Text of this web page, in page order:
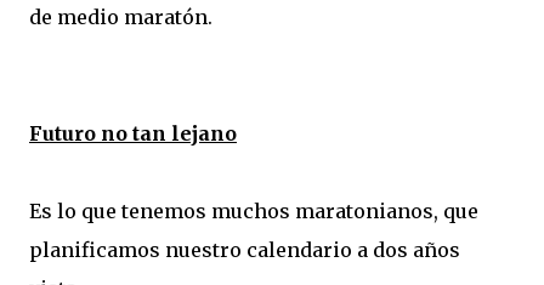
de medio maratón.
Futuro no tan lejano
Es lo que tenemos muchos maratonianos, que
planificamos nuestro calendario a dos años